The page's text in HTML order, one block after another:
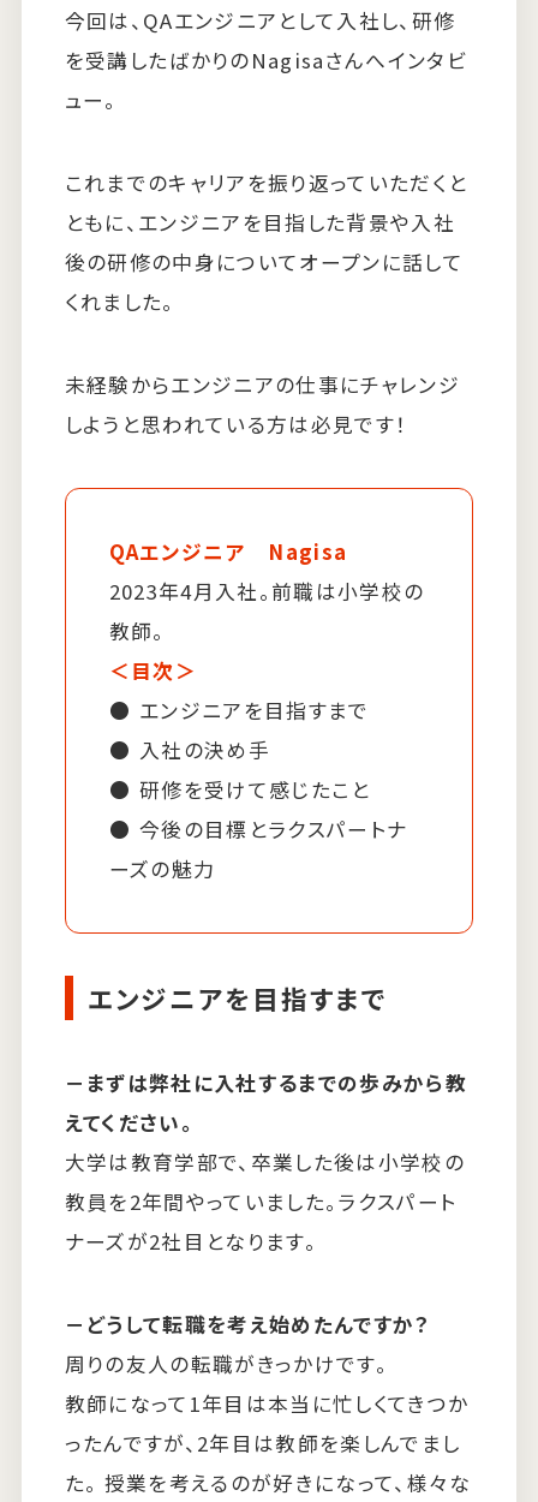
今回は、QAエンジニアとして入社し、研修
を受講したばかりのNagisaさんへインタビ
ュー。
これまでのキャリアを振り返っていただくと
ともに、エンジニアを目指した背景や入社
後の研修の中身についてオープンに話して
くれました。
未経験からエンジニアの仕事にチャレンジ
しようと思われている方は必見です！
QAエンジニア Nagisa
2023年4月入社。前職は小学校の
教師。
＜目次＞
エンジニアを目指すまで
入社の決め手
研修を受けて感じたこと
今後の目標とラクスパートナ
ーズの魅力
エンジニアを目指すまで
－まずは弊社に入社するまでの歩みから教
えてください。
大学は教育学部で、卒業した後は小学校の
教員を2年間やっていました。ラクスパート
ナーズが2社目となります。
－どうして転職を考え始めたんですか？
周りの友人の転職がきっかけです。
教師になって1年目は本当に忙しくてきつか
ったんですが、2年目は教師を楽しんでまし
た。 授業を考えるのが好きになって、様々な